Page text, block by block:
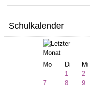
Schulkalender
Mo
Di Mi
1
2
7
8 9